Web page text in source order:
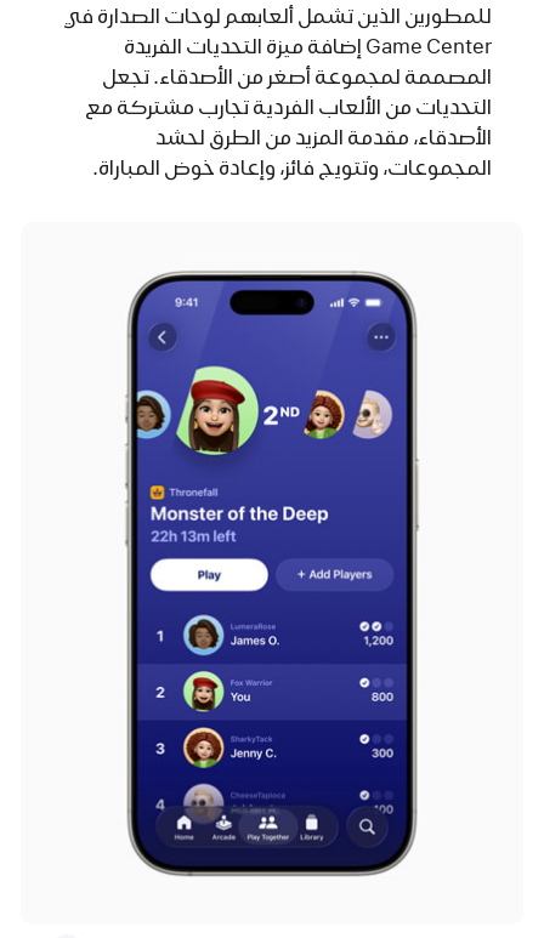
للمطورين الذين تشمل ألعابهم لوحات الصدارة في
Game Center إضافة ميزة التحديات الفريدة
المصممة لمجموعة أصغر من الأصدقاء. تجعل
التحديات من الألعاب الفردية تجارب مشتركة مع
الأصدقاء، مقدمة المزيد من الطرق لحشد
المجموعات، وتتويج فائز، وإعادة خوض المباراة.